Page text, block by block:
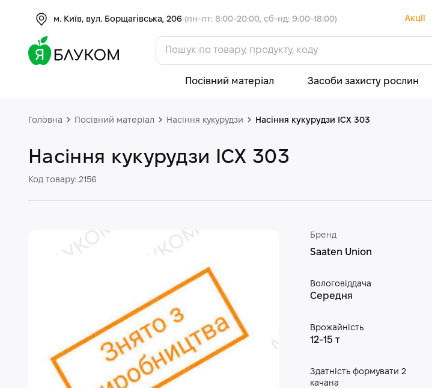
м. Київ, вул. Борщагівська, 206 (пн-пт: 8:00-20:00, сб-нд: 9:00-18:00) Акції
Посівний матеріал Засоби захисту рослин
Головна Посівний матеріал Насіння кукурудзи Насіння кукурудзи ІСХ 303
Насіння кукурудзи ІСХ 303
Код товару: 2156
Бренд
Saaten Union
Вологовіддача
Середня
Врожайність
12-15 т
Здатність формувати 2
качана